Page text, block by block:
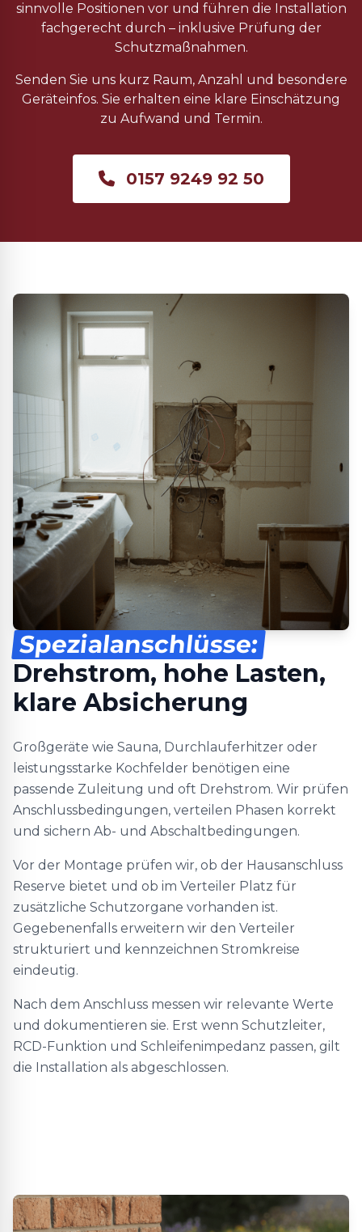
sinnvolle Positionen vor und führen die Installation
fachgerecht durch – inklusive Prüfung der
Schutzmaßnahmen.
Senden Sie uns kurz Raum, Anzahl und besondere
Geräteinfos. Sie erhalten eine klare Einschätzung
zu Aufwand und Termin.
0157 9249 92 50
Spezialanschlüsse:
Drehstrom, hohe Lasten,
klare Absicherung
Großgeräte wie Sauna, Durchlauferhitzer oder
leistungsstarke Kochfelder benötigen eine
passende Zuleitung und oft Drehstrom. Wir prüfen
Anschlussbedingungen, verteilen Phasen korrekt
und sichern Ab- und Abschaltbedingungen.
Vor der Montage prüfen wir, ob der Hausanschluss
Reserve bietet und ob im Verteiler Platz für
zusätzliche Schutzorgane vorhanden ist.
Gegebenenfalls erweitern wir den Verteiler
strukturiert und kennzeichnen Stromkreise
eindeutig.
Nach dem Anschluss messen wir relevante Werte
und dokumentieren sie. Erst wenn Schutzleiter,
RCD-Funktion und Schleifenimpedanz passen, gilt
die Installation als abgeschlossen.